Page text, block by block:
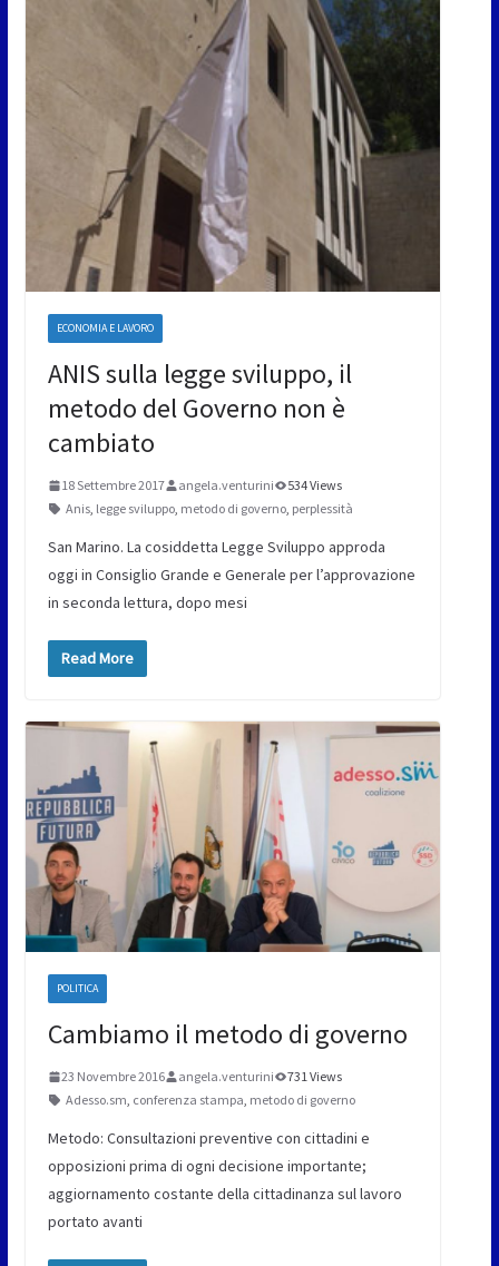
ECONOMIA E LAVORO
ANIS sulla legge sviluppo, il
metodo del Governo non è
cambiato
18 Settembre 2017 angela.venturini
534 Views
Anis, legge sviluppo, metodo di governo, perplessità
San Marino. La cosiddetta Legge Sviluppo approda
oggi in Consiglio Grande e Generale per l’approvazione
in seconda lettura, dopo mesi
Read More
POLITICA
Cambiamo il metodo di governo
23 Novembre 2016 angela.venturini
731 Views
Adesso.sm, conferenza stampa, metodo di governo
Metodo: Consultazioni preventive con cittadini e
opposizioni prima di ogni decisione importante;
aggiornamento costante della cittadinanza sul lavoro
portato avanti